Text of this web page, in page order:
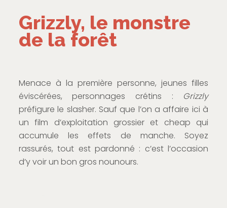
Grizzly, le monstre
de la forêt
Menace à la première personne, jeunes filles
éviscérées, personnages crétins : Grizzly
préfigure le slasher. Sauf que l’on a affaire ici à
un film d’exploitation grossier et cheap qui
accumule les effets de manche. Soyez
rassurés, tout est pardonné : c’est l’occasion
d’y voir un bon gros nounours.